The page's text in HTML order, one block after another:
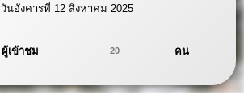
วันอังคารที่ 12 สิงหาคม 2025
ผู้เข้าชม 20 คน